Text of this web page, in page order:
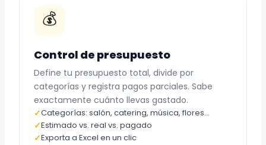
💰
Control de presupuesto
Define tu presupuesto total, divide por
categorías y registra pagos parciales. Sabe
exactamente cuánto llevas gastado.
✓Categorías: salón, catering, música, flores…
✓Estimado vs. real vs. pagado
✓Exporta a Excel en un clic